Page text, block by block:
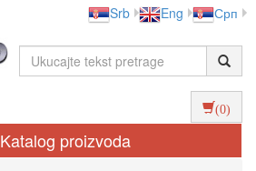
Srb Eng Срп
(0)
Katalog proizvoda